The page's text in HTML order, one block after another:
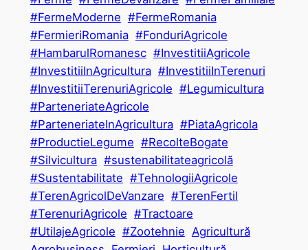
#FermeModerne #FermeRomania
#FermieriRomania #FonduriAgricole
#HambarulRomanesc #InvestitiiAgricole
#InvestitiiInAgricultura #InvestitiiInTerenuri
#InvestitiiTerenuriAgricole #Legumicultura
#ParteneriateAgricole
#ParteneriateInAgricultura #PiataAgricola
#ProductieLegume #RecolteBogate
#Silvicultura #sustenabilitateagricolă
#Sustentabilitate #TehnologiiAgricole
#TerenAgricolDeVanzare #TerenFertil
#TerenuriAgricole #Tractoare
#UtilajeAgricole #Zootehnie Agricultură